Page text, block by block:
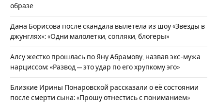
образе
Дана Борисова после скандала вылетела из шоу «Звезды в
джунглях»: «Одни малолетки, сопляки, блогеры»
Алсу жестко прошлась по Яну Абрамову, назвав экс-мужа
нарциссом: «Развод — это удар по его хрупкому эго»
Близкие Ирины Понаровской рассказали о её состоянии
после смерти сына: «Прошу отнестись с пониманием»